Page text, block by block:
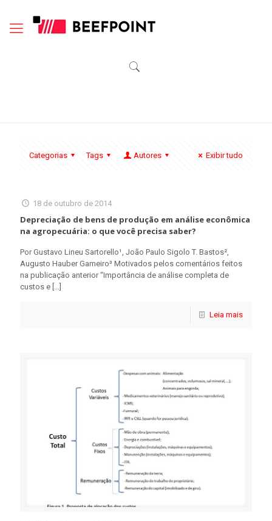
Categorias Tags Autores Exibir tudo
18 de outubro de 2014
Depreciação de bens de produção em análise econômica
na agropecuária: o que você precisa saber?
Por Gustavo Lineu Sartorello¹, João Paulo Sigolo T. Bastos²,
Augusto Hauber Gameiro³ Motivados pelos comentários feitos
na publicação anterior “Importância de análise completa de
custos e […]
Leia mais